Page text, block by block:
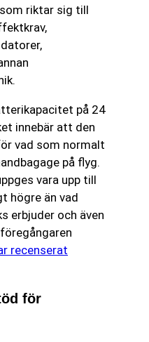
riktar sig till
på 24
innebär att den
vad som normalt
på flyg.
vara upp till
högre än vad
erbjuder och även
recenserat
för